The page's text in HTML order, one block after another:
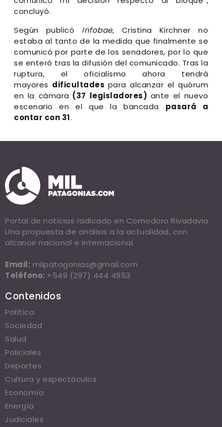
concluyó.
Según publicó Infobae, Cristina Kirchner no
estaba al tanto de la medida que finalmente se
comunicó por parte de los senadores, por lo que
se enteró tras la difusión del comunicado. Tras la
ruptura, el oficialismo ahora tendrá
mayores dificultades para alcanzar el quórum
en la cámara (37 legisladores) ante el nuevo
escenario en el que la bancada pasará a
contar con 31.
Portal de noticias radicado en Comodoro Rivadavia.
Una propuesta de análisis a la actualidad, con
alcance nacional e internacional.
Email: milpatagonias@gmail.com
Teléfono: +549 (297) 444 4953
Contenidos
Política
Sociedad
Salud
Policiales
Deportes
Cultura y espectáculos
Economía
Energía
Judiciales